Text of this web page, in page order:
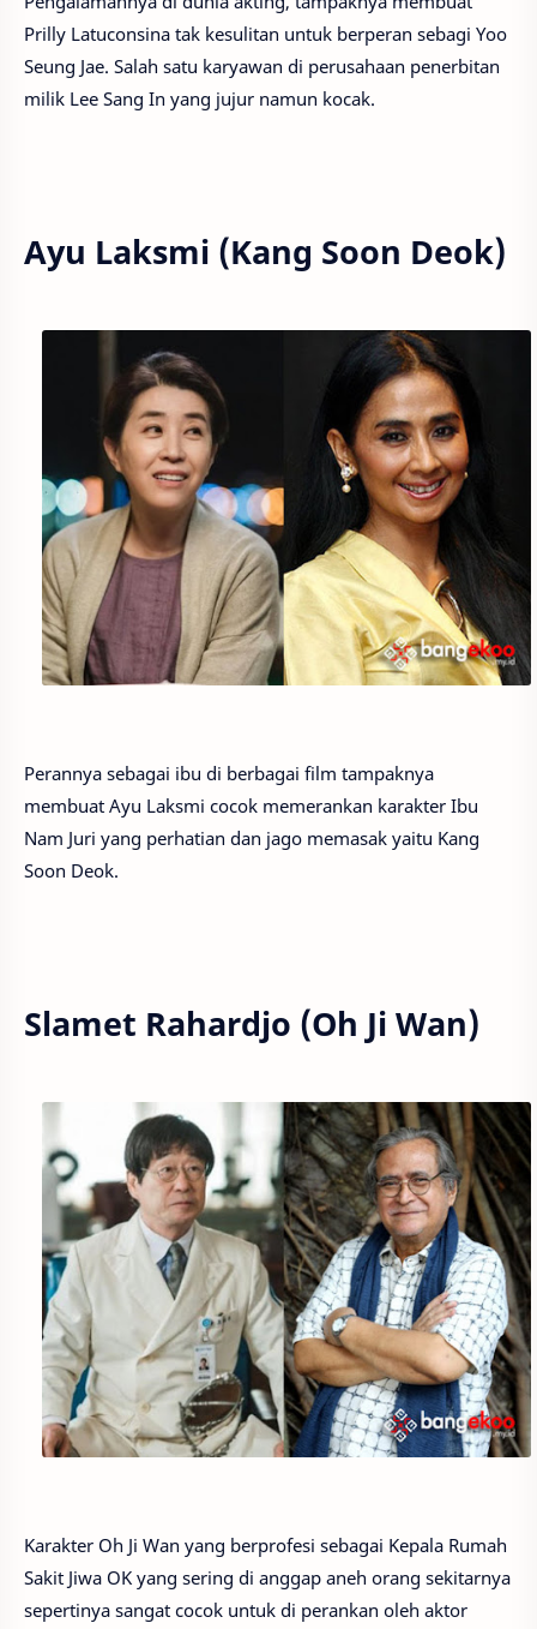
Prilly Latuconsina tak kesulitan untuk berperan sebagi Yoo
Seung Jae. Salah satu karyawan di perusahaan penerbitan
milik Lee Sang In yang jujur namun kocak.
Ayu Laksmi (Kang Soon Deok)
Perannya sebagai ibu di berbagai film tampaknya
membuat Ayu Laksmi cocok memerankan karakter Ibu
Nam Juri yang perhatian dan jago memasak yaitu Kang
Soon Deok.
Slamet Rahardjo (Oh Ji Wan)
Karakter Oh Ji Wan yang berprofesi sebagai Kepala Rumah
Sakit Jiwa OK yang sering di anggap aneh orang sekitarnya
sepertinya sangat cocok untuk di perankan oleh aktor